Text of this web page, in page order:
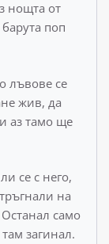
нощта от
поп
лъвове се
жив, да
аз тамо ще
се с него,
на
само
загинал.